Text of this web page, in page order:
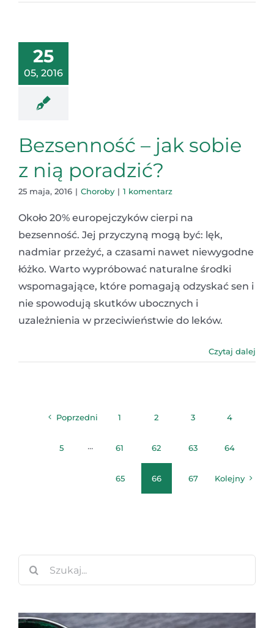
25
05, 2016
Bezsenność – jak sobie
z nią poradzić?
25 maja, 2016 | Choroby | 1 komentarz
Około 20% europejczyków cierpi na
bezsenność. Jej przyczyną mogą być: lęk,
nadmiar przeżyć, a czasami nawet niewygodne
łóżko. Warto wypróbować naturalne środki
wspomagające, które pomagają odzyskać sen i
nie spowodują skutków ubocznych i
uzależnienia w przeciwieństwie do leków.
Czytaj dalej
Poprzedni 1 2 3 4
5 ··· 61 62 63 64
65 66 67 Kolejny